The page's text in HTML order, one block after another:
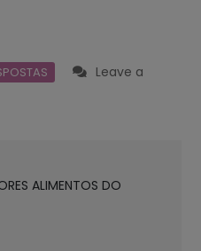
Leave a
ALIMENTOS DO